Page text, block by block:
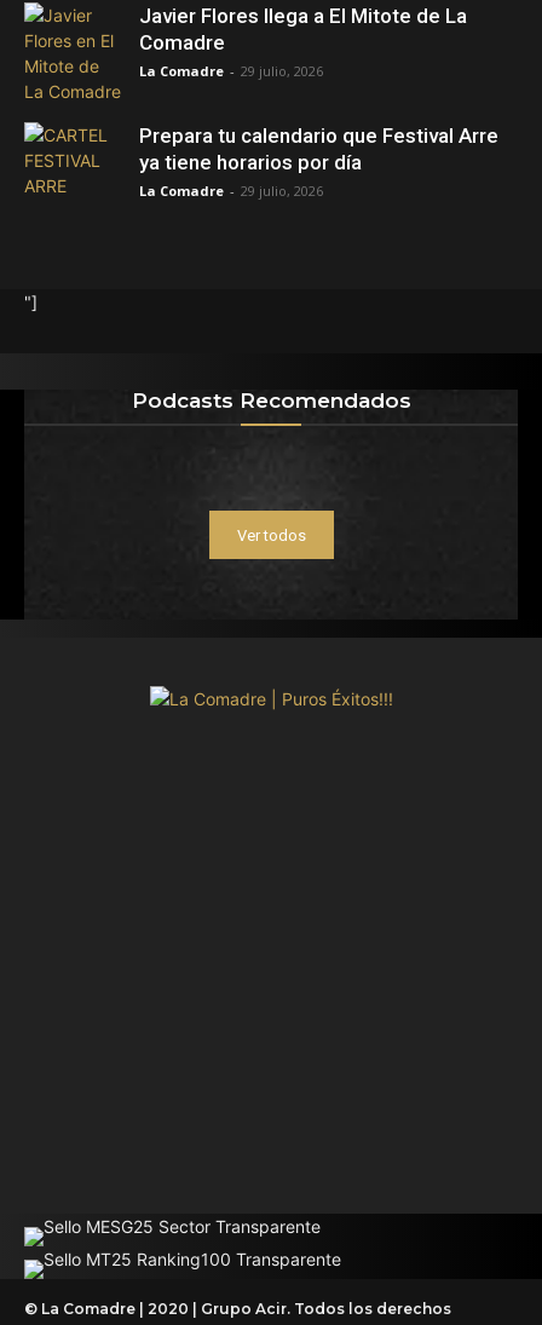
Javier Flores llega a El Mitote de La
Comadre
La Comadre - 29 julio, 2026
Prepara tu calendario que Festival Arre
ya tiene horarios por día
La Comadre - 29 julio, 2026
"]
Podcasts Recomendados
Ver todos
© La Comadre | 2020 | Grupo Acir. Todos los derechos